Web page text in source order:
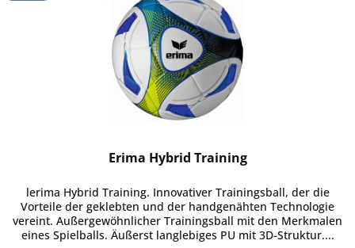
Erima Hybrid Training
lerima Hybrid Training. Innovativer Trainingsball, der die
Vorteile der geklebten und der handgenähten Technologie
vereint. Außergewöhnlicher Trainingsball mit den Merkmalen
eines Spielballs. Äußerst langlebiges PU mit 3D-Struktur....